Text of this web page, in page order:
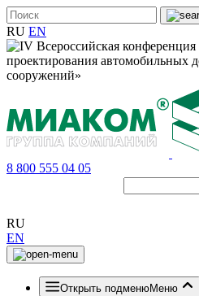
RU EN
8 800 555 04 05
RU
EN
Открыть подменюМеню